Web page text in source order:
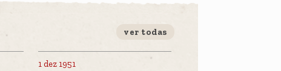
ver todas
1 dez 1951